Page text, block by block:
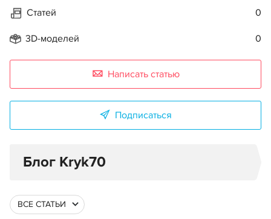
Статей 0
3D-моделей 0
Написать статью
Подписаться
Блог Kryk70
ВСЕ СТАТЬИ